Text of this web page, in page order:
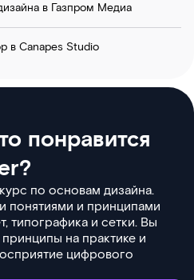
в Газпром Медиа
в Canapes Studio
понравится
по основам дизайна.
понятиями и принципами
типографика и сетки. Вы
на практике и
цифрового